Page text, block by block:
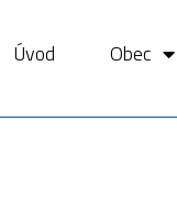
Úvod Obec